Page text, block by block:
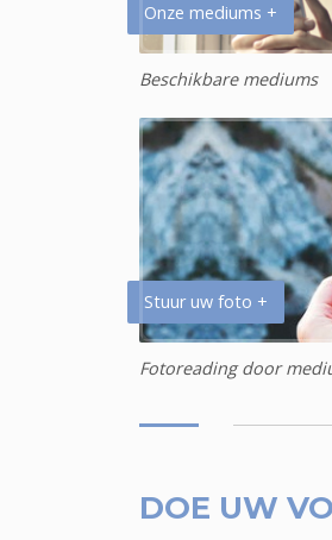
Onze mediums +
Beschikbare mediums
Stuur uw foto +
Fotoreading door
DOE UW